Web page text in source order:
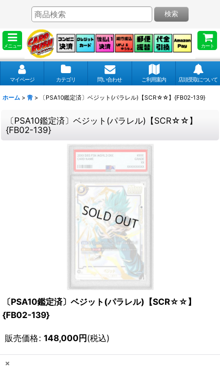
メニュー カート
検索
マイページ カテゴリ 問い合わせ ご利用案内 店頭受取について
ホーム > 青 > 〔PSA10鑑定済〕ベジット(パラレル)【SCR☆☆】{FB02-139}
〔PSA10鑑定済〕ベジット(パラレル)【SCR☆☆】
{FB02-139}
〔PSA10鑑定済〕ベジット(パラレル)【SCR☆☆】
{FB02-139}
販売価格: 148,000円(税込)
×